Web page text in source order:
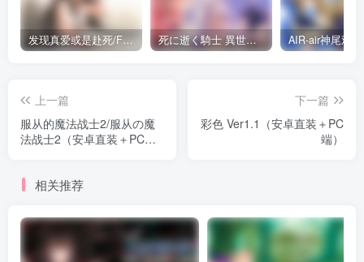
简介：
控制省将您送到一所新高中，该高中最近刚刚出现在东京的
作为一名新导师，你必须聚集你周围最强大的学生，并征服
发现真爱或是赴死/Find Love or Die Trying（PC端） 死に逝く騎士 異世界に響く断末魔 /死馆2（安卓直装＋KRKR＋PC端）
上一篇
服从的魔法战士2/服从の魔
法战士2（安卓直装＋PC
下一篇
彩色 Ver1.1（安卓直装＋PC
端）
相关推荐